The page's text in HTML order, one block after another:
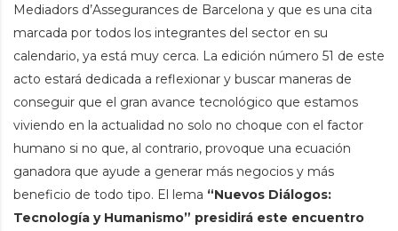
Mediadors d’Assegurances de Barcelona y que es una cita
marcada por todos los integrantes del sector en su
calendario, ya está muy cerca. La edición número 51 de este
acto estará dedicada a reflexionar y buscar maneras de
conseguir que el gran avance tecnológico que estamos
viviendo en la actualidad no solo no choque con el factor
humano si no que, al contrario, provoque una ecuación
ganadora que ayude a generar más negocios y más
beneficio de todo tipo. El lema “Nuevos Diálogos:
Tecnología y Humanismo” presidirá este encuentro